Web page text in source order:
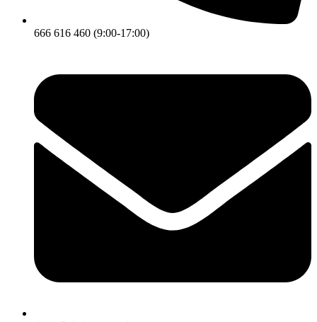
666 616 460 (9:00-17:00)